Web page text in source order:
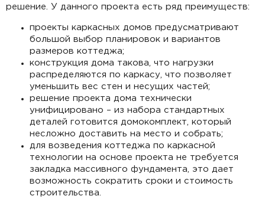
решение. У данного проекта есть ряд преимуществ:
проекты каркасных домов предусматривают
большой выбор планировок и вариантов
размеров коттеджа;
конструкция дома такова, что нагрузки
распределяются по каркасу, что позволяет
уменьшить вес стен и несущих частей;
решение проекта дома технически
унифицировано – из набора стандартных
деталей готовится домокомплект, который
несложно доставить на место и собрать;
для возведения коттеджа по каркасной
технологии на основе проекта не требуется
закладка массивного фундамента, это дает
возможность сократить сроки и стоимость
строительства.